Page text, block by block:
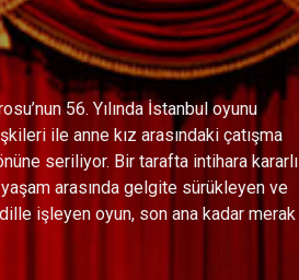
56. Yılında İstanbul oyunu
ile anne kız arasındaki çatışma
seriliyor. Bir tarafta intihara kararlı
arasında gelgite sürükleyen ve
işleyen oyun, son ana kadar merak